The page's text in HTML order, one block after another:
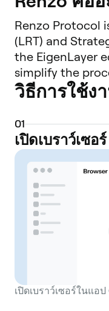
Renzo Protocol
(LRT) and
the EigenLayer
simplify the
Ethereum by
traction, users
Validated
ETH to earn
participating
active
AVSs,
understanding
Renzo provides
the Renzo
ezETH, which is
วิธีการใช้ง
01
เปิดเบราว์เซอ
เปิดเบราว์เซอร์ในแอ